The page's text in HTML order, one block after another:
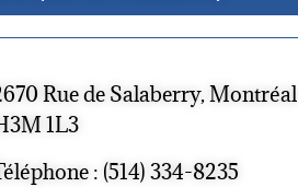
Rue de Salaberry, Montréal
1L3
: (514) 334-8235